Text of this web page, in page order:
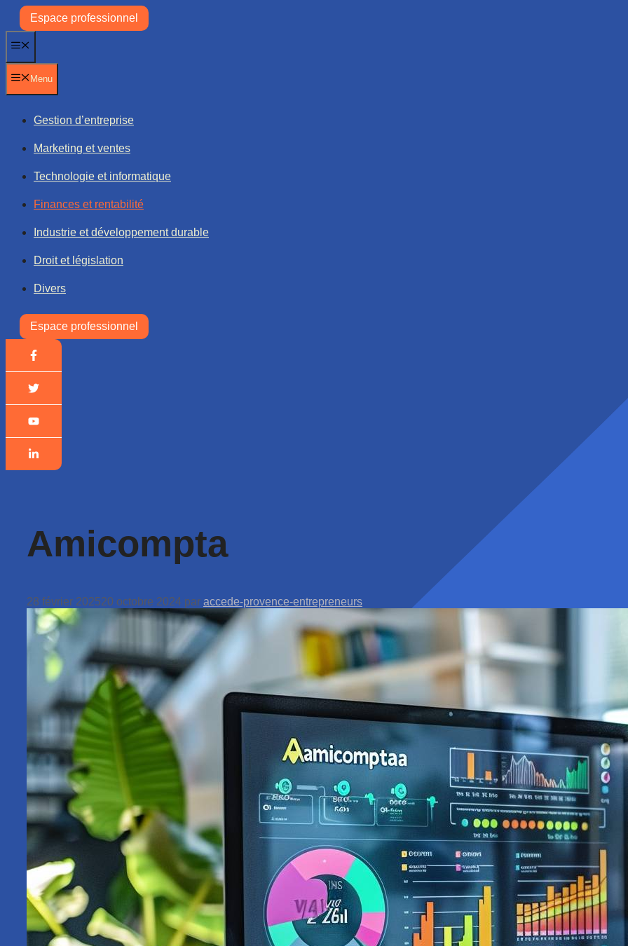
Aller
contenu
Espace professionnel
Menu
Gestion d’entreprise
Marketing et ventes
Technologie et informatique
Finances et rentabilité
Industrie et développement durable
Droit et législation
Divers
Espace professionnel
Amicompta
28 février 202520 octobre 2024 par accede-provence-entrepreneurs